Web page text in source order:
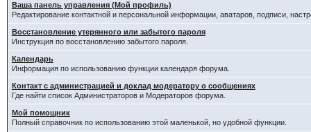
Ваша панель управления (Мой профиль)
Редактирование контактной и персональной информации, аватаров, подписи,
Восстановление утерянного или забытого пароля
Инструкция по восстановлению забытого пароля.
Календарь
Информация по использованию функции календаря форума.
Контакт с администрацией и доклад модератору о сообщениях
Где найти список Администраторов и Модераторов форума.
Мой помощник
Полный справочник по использованию этой маленькой, но удобной функции.